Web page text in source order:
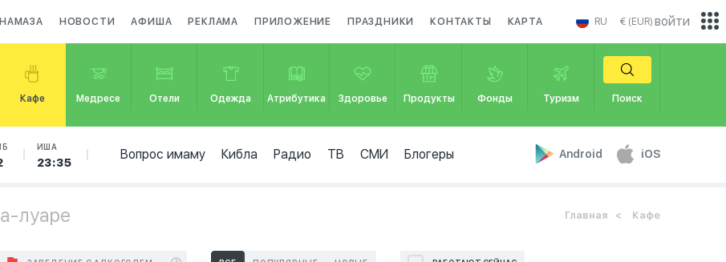
НОВОСТИ АФИША РЕКЛАМА ПРИЛОЖЕНИЕ ПРАЗДНИКИ КОНТАКТЫ КАРТА RU € (EUR)
Кафе Медресе Отели Одежда Атрибутика Здоровье Продукты Фонды Туризм Поиск
ИША
23:35
Вопрос имаму Кибла Радио ТВ СМИ Блогеры Android iOS
войти
луаре Главная Кафе